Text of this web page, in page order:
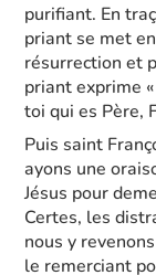
purifiant. En
priant se met
résurrection et
priant exprime
toi qui es Père,
Puis saint
ayons une
Jésus pour
Certes, les
nous y
le remerciant